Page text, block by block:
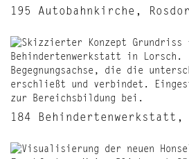
195 Autobahnkirche,
184 Behindertenwerkstatt,